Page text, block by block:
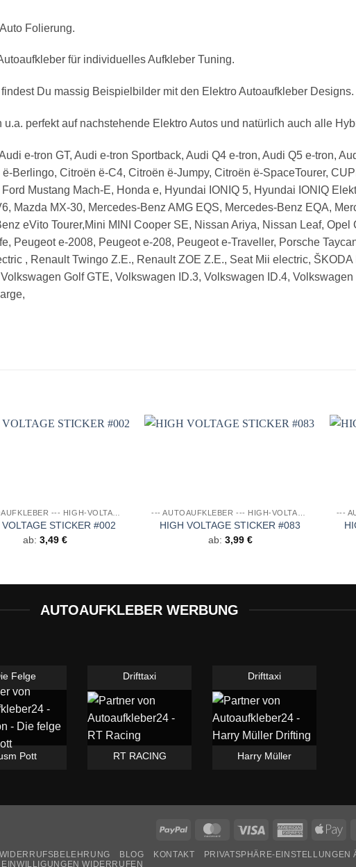
Folierung.
für individuelles Aufkleber Tuning.
findest Du massig Beispielbilder mit den Elektro Autoaufkleber Designs.
perfekt auf nachstehende Elektro Autos und natürlich auch alle
e-tron GT, Audi e-tron Sportback, Audi Q4 e-tron, Audi Q5 e-tron,
Berlingo, Citroën ë-C4, Citroën ë-Jumpy, Citroën ë-SpaceTourer,
Mustang Mach-E, Honda e, Hyundai IONIQ 5, Hyundai IONIQ
Mazda MX-30, Mercedes-Benz AMG EQS, Mercedes-Benz EQA,
eVito Tourer,Mini MINI Cooper SE, Nissan Ariya, Nissan Leaf, Opel
Peugeot e-2008, Peugeot e-208, Peugeot e-Traveller, Porsche
, Renault Twingo Z.E., Renault ZOE Z.E., Seat Mii electric, ŠKODA
Golf GTE, Volkswagen ID.3, Volkswagen ID.4,
VOLTAGE STICKER #002
ab:3,49€
HIGH VOLTAGE STICKER #083
ab: 3,99 €
AUTOAUFKLEBER WERBUNG
Felge
Pott
Drifttaxi
RT RACING
Drifttaxi
Harry Müller
PayPal MasterCardVisa
American
WIDERRUFSBELEHRUNG BLOG KONTAKT
PRIVATSPHÄRE-EINSTELLUNGEN
EINWILLIGUNGEN WIDERRUFEN